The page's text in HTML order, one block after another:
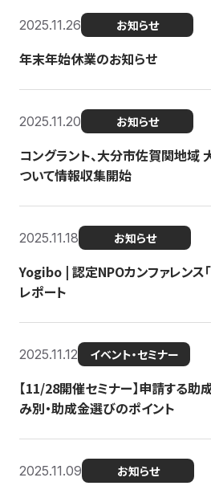
2025.11.26 お知らせ
年末年始休業のお知らせ
2025.11.20 お知らせ
コングラント、大分市佐賀関地域
ついて情報収集開始
2025.11.18 お知らせ
Yogibo | 認定NPOカンファレンス
レポート
2025.11.12 イベント・セミナー
【11/28開催セミナー】申請する助
み別・助成金選びのポイント
2025.11.09 お知らせ